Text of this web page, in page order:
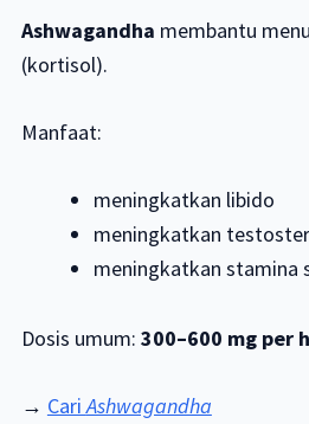
Ashwagandha membantu
(kortisol).
Manfaat:
meningkatkan libido
meningkatkan
meningkatkan stamina
Dosis umum: 300–600 mg per
→ CariAshwagandha